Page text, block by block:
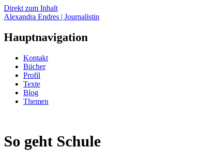
Direkt zum Inhalt
Alexandra Endres | Journalistin
Hauptnavigation
Kontakt
Bücher
Profil
Texte
Blog
Themen
So geht Schule